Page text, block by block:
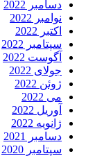
دسامبر 2022
نوامبر 2022
اکتبر 2022
سپتامبر 2022
آگوست 2022
جولای 2022
ژوئن 2022
می 2022
آوریل 2022
ژانویه 2022
دسامبر 2021
سپتامبر 2020